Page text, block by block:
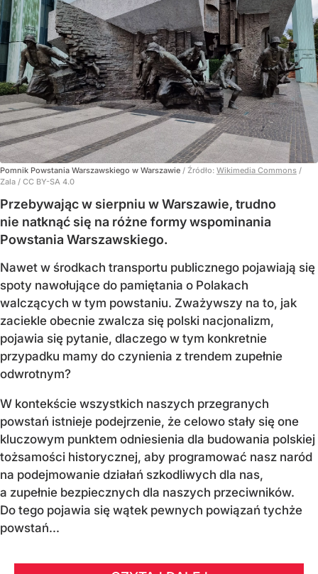
Pomnik Powstania Warszawskiego w Warszawie / Źródło: Wikimedia Commons /
Zala / CC BY-SA 4.0
Przebywając w sierpniu w Warszawie, trudno
nie natknąć się na różne formy wspominania
Powstania Warszawskiego.
Nawet w środkach transportu publicznego pojawiają się
spoty nawołujące do pamiętania o Polakach
walczących w tym powstaniu. Zważywszy na to, jak
zaciekle obecnie zwalcza się polski nacjonalizm,
pojawia się pytanie, dlaczego w tym konkretnie
przypadku mamy do czynienia z trendem zupełnie
odwrotnym?
W kontekście wszystkich naszych przegranych
powstań istnieje podejrzenie, że celowo stały się one
kluczowym punktem odniesienia dla budowania polskiej
tożsamości historycznej, aby programować nasz naród
na podejmowanie działań szkodliwych dla nas,
a zupełnie bezpiecznych dla naszych przeciwników.
Do tego pojawia się wątek pewnych powiązań tychże
powstań...